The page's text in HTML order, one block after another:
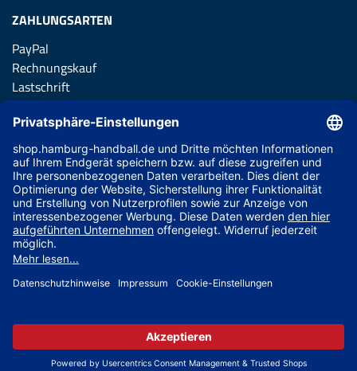
HSVH Summer Sale - Jetzt bis zu 70% Rabatt!
ZAHLUNGSARTEN
PayPal
Rechnungskauf
Lastschrift
Kreditkarte
Apple Pay
Vorkasse
ABONNIERE JETZT DEN KOSTENLOSEN HSVH FANSHOP
NEWSLETTER UND VERPASSE KEINE NEUIGKEIT ODER
AKTION MEHR.
JETZT ANMELDEN
© 2026 Ballsportdirekt.de GmbH und Co. KG